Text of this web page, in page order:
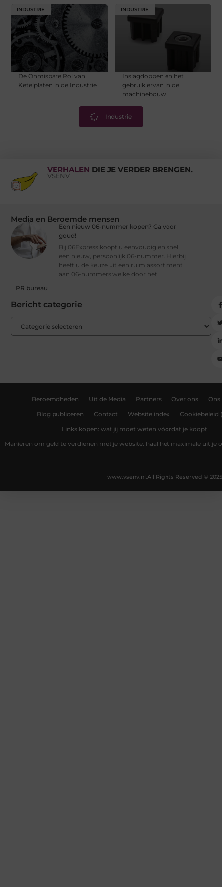
INDUSTRIE
De Onmisbare Rol van
Ketelplaten in de Industrie
INDUSTRIE
Inslagdoppen en het
gebruik ervan in de
machinebouw
Industrie
VERHALEN DIE JE VERDER BRENGEN.
VSENV
Media en Beroemde mensen
Een nieuw 06-nummer kopen? Ga voor
goud!
Bij 06Express koopt u eenvoudig en snel
een nieuw, persoonlijk 06-nummer. Hierbij
heeft u de keuze uit een ruim assortiment
aan 06-nummers welke door het
PR bureau
Bericht categorie
Beroemdheden Uit de Media Partners Over ons Ons
Blog publiceren Contact Website index Cookiebeleid
Links kopen: wat jij moet weten vóórdat je koopt
Manieren om geld te verdienen met je website: haal het maximale uit je
All Rights Reserved © 2025
www.vsenv.nl.